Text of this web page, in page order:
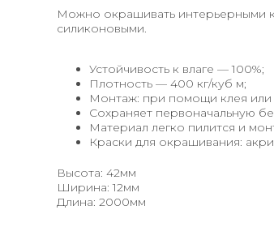
Можно окрашивать интерьерными
силиконовыми.
Устойчивость к влаге — 100%;
Плотность — 400 кг/куб м;
Монтаж: при помощи клея или
Сохраняет первоначальную
Материал легко пилится и
Краски для окрашивания:
Высота: 42мм
Ширина: 12мм
Длина: 2000мм